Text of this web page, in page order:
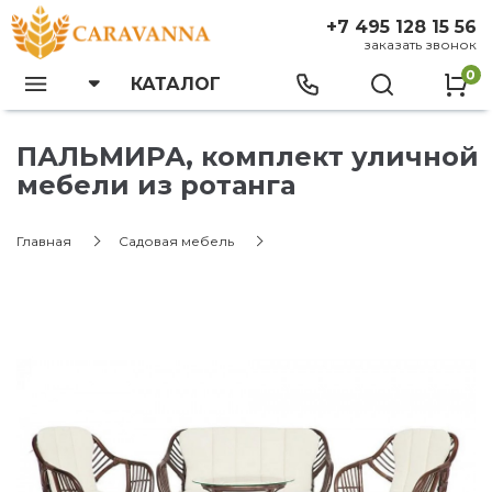
+7 495 128 15 56
заказать звонок
КАТАЛОГ 0
ПАЛЬМИРА, комплект уличной
мебели из ротанга
Главная Садовая мебель